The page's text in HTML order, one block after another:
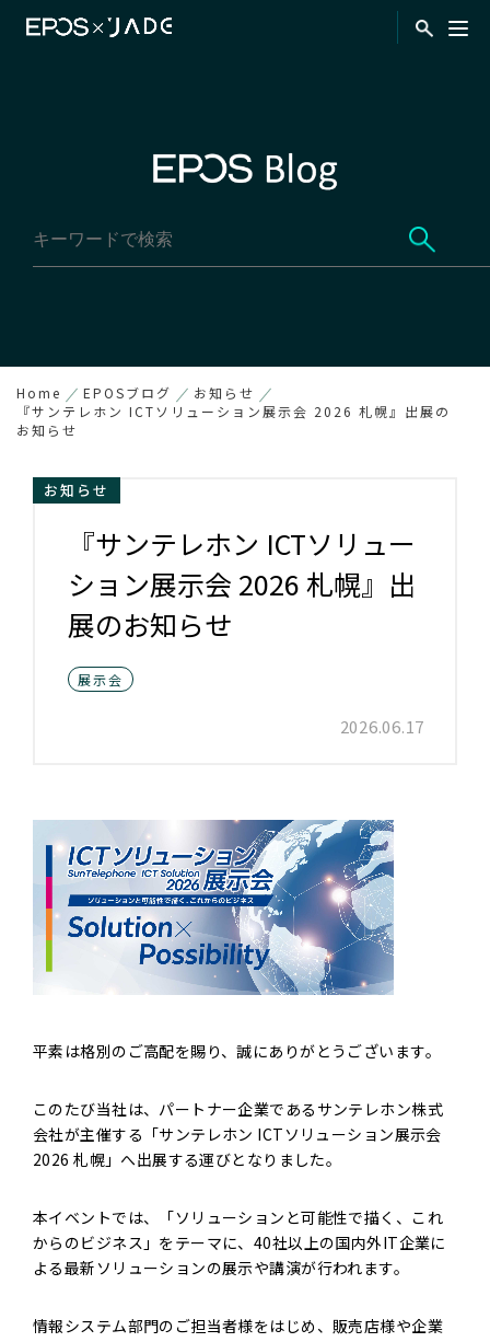
Home EPOSブログ
お知らせ
『サンテレホン ICTソリューション展示会 2026 札幌』出展の
お知らせ
お知らせ
『サンテレホン ICTソリュー
ション展示会 2026 札幌』出
展のお知らせ
展示会
2026.06.17
平素は格別のご高配を賜り、誠にありがとうございます。
このたび当社は、パートナー企業であるサンテレホン株式
会社が主催する「サンテレホン ICTソリューション展示会
2026 札幌」へ出展する運びとなりました。
本イベントでは、「ソリューションと可能性で描く、これ
からのビジネス」をテーマに、40社以上の国内外IT企業に
よる最新ソリューションの展示や講演が行われます。
情報システム部門のご担当者様をはじめ、販売店様や企業